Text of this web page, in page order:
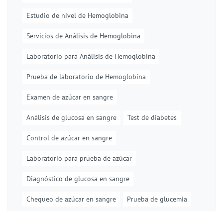
Estudio de nivel de Hemoglobina
Servicios de Análisis de Hemoglobina
Laboratorio para Análisis de Hemoglobina
Prueba de laboratorio de Hemoglobina
Examen de azúcar en sangre
Análisis de glucosa en sangre Test de diabetes
Control de azúcar en sangre
Laboratorio para prueba de azúcar
Diagnóstico de glucosa en sangre
Chequeo de azúcar en sangre Prueba de glucemia